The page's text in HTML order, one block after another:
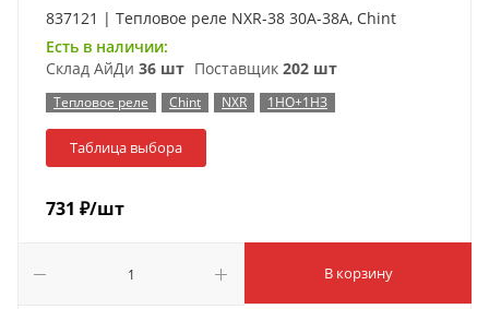
837121 | Тепловое реле NXR-38 30А-38А, Chint
Есть в наличии:
Склад АйДи 36 шт Поставщик 202 шт
Тепловое реле Chint NXR 1НО+1НЗ
Таблица выбора
731 ₽/шт
В корзину